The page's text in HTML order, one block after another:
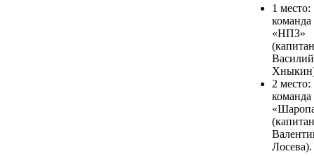
1 место:
команда
«НПЗ»
(капитан
Василий
2 место:
команда
(капитан
Лосева).